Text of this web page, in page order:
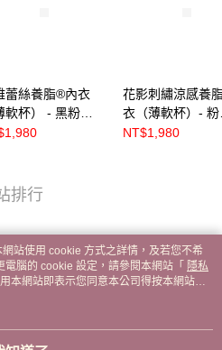
蕾絲養脂®內衣
軟杯） - 黑粉
】
花影刺繡涼感養
衣（薄軟杯）- 粉
【R8625】
NT$1,980
排行
站使用 cookie 方式之詳情，及若您不希
腦的 cookie 設定，請參閱本網站「 隱私
本網站即表示您同意本公司得按本網站使